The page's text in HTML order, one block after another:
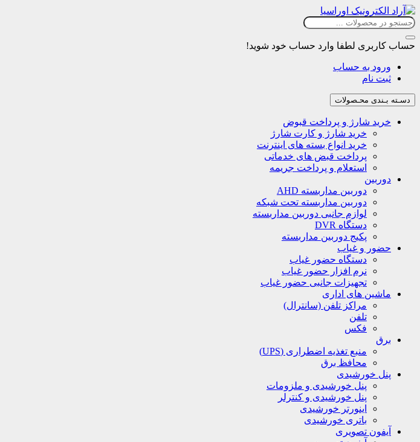
حساب کاربری لطفا وارد حساب خود شوید!
ورود به حساب
ثبت نام
دسـته بـندی محـصولات
خرید شارژ و پرداخت قبوض
خرید شارژ و کارت شارژ
خرید انواع بسته های اینترنت
پرداخت قبض های خدماتی
استعلام و پرداخت جریمه
دوربین
دوربین مداربسته AHD
دوربین مداربسته تحت شبکه
لوازم جانبی دوربین مداربسته
دستگاه DVR
پکیج دوربین مداربسته
حضور و غیاب
دستگاه حضور غیاب
نرم افزار حضور غیاب
تجهیزات جانبی حضور غیاب
ماشین های اداری
مراکز تلفن (سانترال)
تلفن
فکس
برق
منبع تغذیه اضطراری (UPS)
محافظ برق
پنل خورشیدی
پنل خورشیدی و ملزومات
پنل خورشیدی و کنترلر
اینورتر خورشیدی
باتری خورشیدی
آیفون تصویری